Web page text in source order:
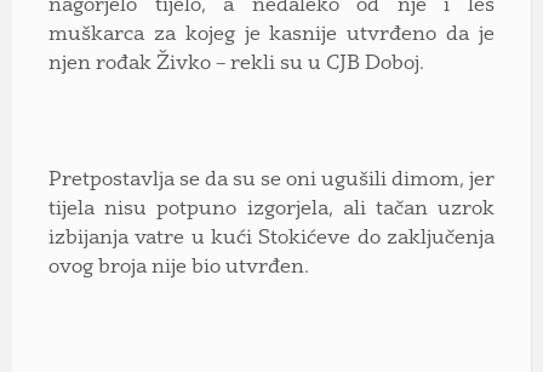
nagorjelo tijelo, a nedaleko od nje i leš
muškarca za kojeg je kasnije utvrđeno da je
njen rođak Živko – rekli su u CJB Doboj.
Pretpostavlja se da su se oni ugušili dimom, jer
tijela nisu potpuno izgorjela, ali tačan uzrok
izbijanja vatre u kući Stokićeve do zaključenja
ovog broja nije bio utvrđen.